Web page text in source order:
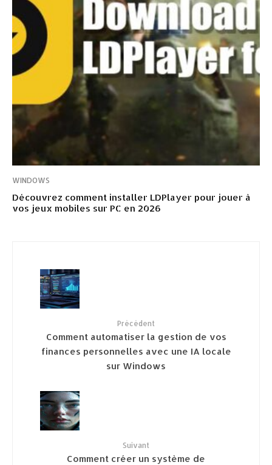
WINDOWS
Découvrez comment installer LDPlayer pour jouer à
vos jeux mobiles sur PC en 2026
Précédent
Comment automatiser la gestion de vos
finances personnelles avec une IA locale
sur Windows
Suivant
Comment créer un système de